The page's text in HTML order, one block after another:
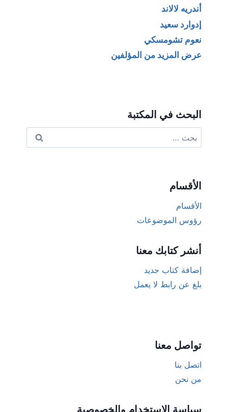
أندريه لالاند
إدوارد سعيد
نعوم تشومسكي
عرض المزيد من المؤلفين
البحث في المكتبة
عن:
الأقسام
الأقسام
رؤوس الموضوعات
أنشر كتابك معنا
إضافة كتاب جديد
بلغ عن رابط لا يعمل
تواصل معنا
اتصل بنا
من نحن